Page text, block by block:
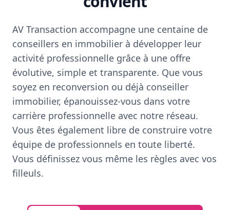
AV Transaction accompagne une centaine de
conseillers en immobilier à développer leur
activité professionnelle grâce à une offre
évolutive, simple et transparente. Que vous
soyez en reconversion ou déjà conseiller
immobilier, épanouissez-vous dans votre
carrière professionnelle avec notre réseau.
Vous êtes également libre de construire votre
équipe de professionnels en toute liberté.
Vous définissez vous même les règles avec vos
filleuls.